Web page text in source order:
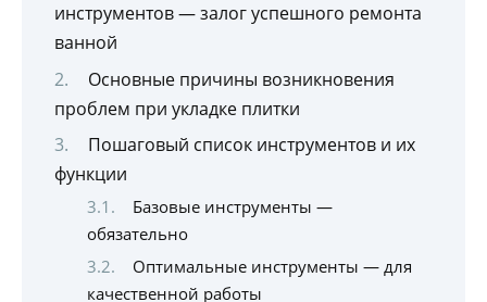
инструментов — залог успешного ремонта
ванной
Основные причины возникновения
проблем при укладке плитки
Пошаговый список инструментов и их
функции
Базовые инструменты —
обязательно
Оптимальные инструменты — для
качественной работы